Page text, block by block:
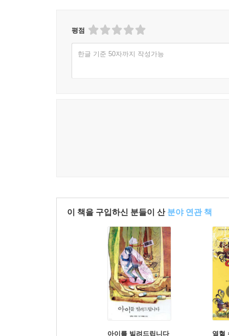
평점
한글 기준 50자까지 작성가능
이 책을 구입하신 분들이 산 분야 연관 책
아이를 빌려드립니다 열혈